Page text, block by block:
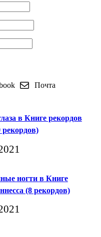
Почта
в Книге рекордов
рекордов)
ногти в Книге
(8 рекордов)